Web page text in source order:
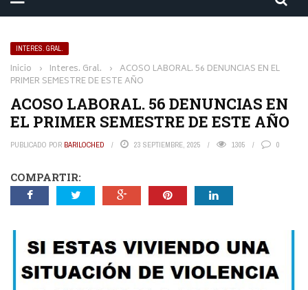
INTERES. GRAL.
Inicio › Interes. Gral. › ACOSO LABORAL. 56 DENUNCIAS EN EL
PRIMER SEMESTRE DE ESTE AÑO
ACOSO LABORAL. 56 DENUNCIAS EN
EL PRIMER SEMESTRE DE ESTE AÑO
PUBLICADO POR BARILOCHED 23 SEPTIEMBRE, 2025 1305 0
COMPARTIR: